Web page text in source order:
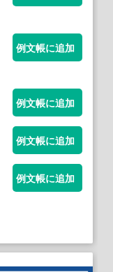
例文帳に追加
例文帳に追加
例文帳に追加
例文帳に追加